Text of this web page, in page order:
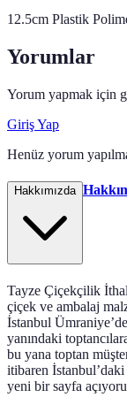
12.5cm Plastik
Yorumlar
Yorum yapmak için
Giriş Yap
Henüz yorum
Hakkımızda
Tayze Çiçekçilik
çiçek ve ambalaj
İstanbul
yanındaki
bu yana toptan
itibaren
yeni bir sayfa